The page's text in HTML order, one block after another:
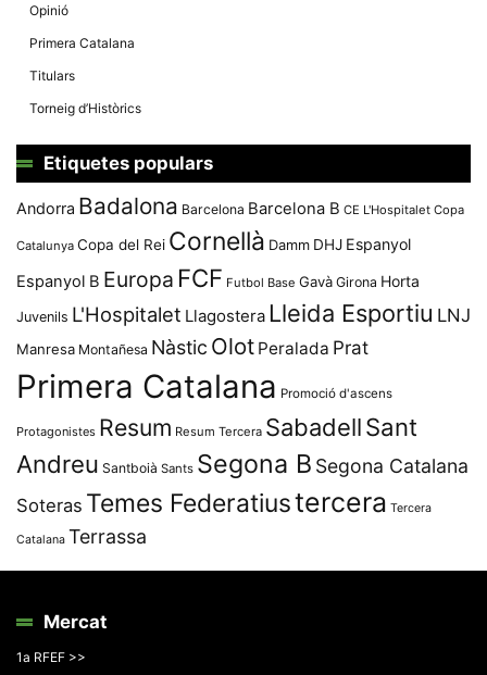
Opinió
Primera Catalana
Titulars
Torneig d’Històrics
Etiquetes populars
Andorra Badalona Barcelona Barcelona B CE L'Hospitalet Copa
Catalunya Copa del Rei Cornellà Damm DHJ Espanyol
Espanyol B Europa FCF Futbol Base Gavà Girona Horta
Juvenils L'Hospitalet Llagostera Lleida Esportiu LNJ
Manresa Montañesa Nàstic Olot Peralada Prat
Primera Catalana Promoció d'ascens
Protagonistes Resum Resum Tercera SabadellSant
Andreu Santboià Sants Segona B Segona Catalana
Soteras Temes Federatiustercera Tercera
Catalana Terrassa
Mercat
1a RFEF >>